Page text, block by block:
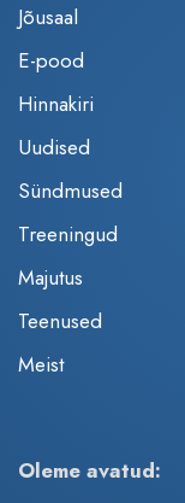
Jõusaal
E-pood
Hinnakiri
Uudised
Sündmused
Treeningud
Majutus
Teenused
Meist
Oleme avatud: